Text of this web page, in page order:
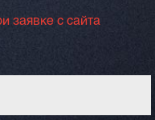
заявке с сайта